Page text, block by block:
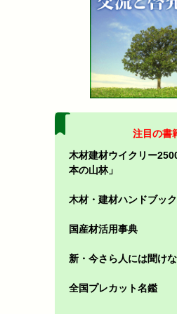
注目の書
木材建材ウイクリー
本の山林」
木材・建材ハンドブック
国産材活用事典
新・今さら人には聞け
全国プレカット名鑑